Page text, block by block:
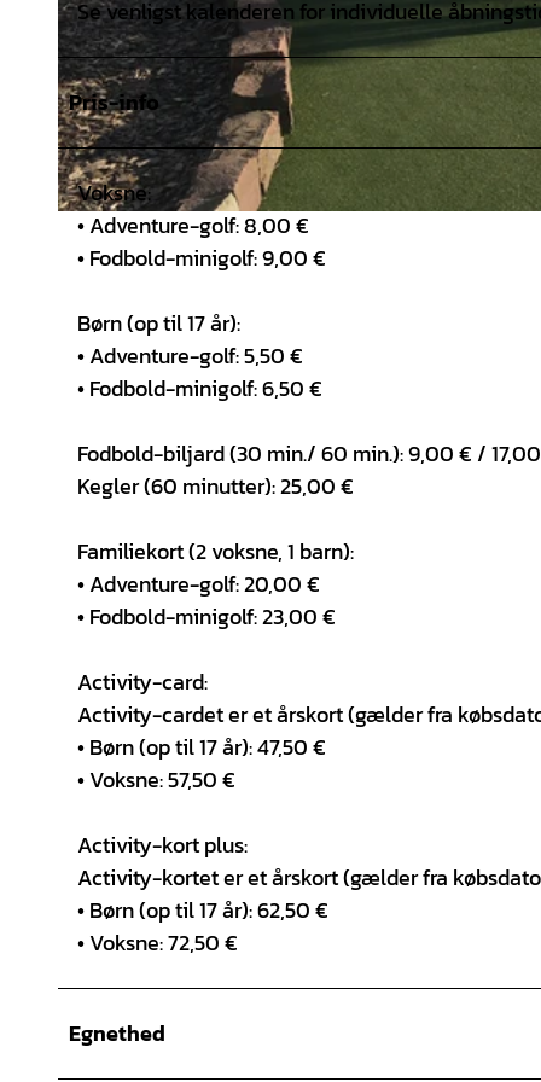
© Activity Park Hagenburg | CC-BY
Se venligst kalenderen for individuelle
Pris-info
Voksne:
• Adventure-golf: 8,00 €
• Fodbold-minigolf: 9,00 €
Børn (op til 17 år):
• Adventure-golf: 5,50 €
• Fodbold-minigolf: 6,50 €
Fodbold-biljard (30 min./ 60 min.): 9,00 € /
Kegler (60 minutter): 25,00 €
Familiekort (2 voksne, 1 barn):
• Adventure-golf: 20,00 €
• Fodbold-minigolf: 23,00 €
Activity-card:
Activity-cardet er et årskort (gælder fra
• Børn (op til 17 år): 47,50 €
• Voksne: 57,50 €
Activity-kort plus:
Activity-kortet er et årskort (gælder fra
• Børn (op til 17 år): 62,50 €
• Voksne: 72,50 €
Egnethed